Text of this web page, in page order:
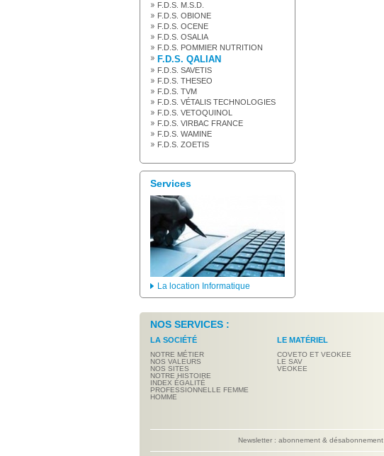
F.D.S. M.S.D.
F.D.S. OBIONE
F.D.S. OCENE
F.D.S. OSALIA
F.D.S. POMMIER NUTRITION
F.D.S. QALIAN
F.D.S. SAVETIS
F.D.S. THESEO
F.D.S. TVM
F.D.S. VÉTALIS TECHNOLOGIES
F.D.S. VETOQUINOL
F.D.S. VIRBAC FRANCE
F.D.S. WAMINE
F.D.S. ZOETIS
Services
La location Informatique
NOS SERVICES :
LA SOCIÉTÉ
NOTRE MÉTIER
NOS VALEURS
NOS SITES
NOTRE HISTOIRE
INDEX ÉGALITÉ
PROFESSIONNELLE FEMME
HOMME
LE MATÉRIEL
COVETO ET VEOKEE
LE SAV
VEOKEE
Newsletter : abonnement & désabonnement